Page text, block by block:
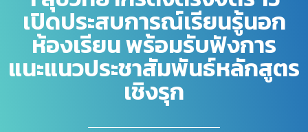
เปิดประสบการณ์เรียนรู้นอก
ห้องเรียน พร้อมรับฟังการ
แนะแนวประชาสัมพันธ์หลักสูตร
เชิงรุก